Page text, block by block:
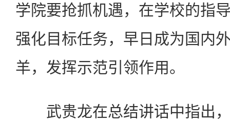
学院要抢抓机遇，在学校的指
强化目标任务，早日成为国内
羊，发挥示范引领作用。
武贵龙在总结讲话中指出，